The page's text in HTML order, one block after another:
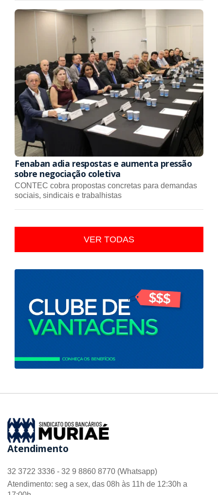
Fenaban adia respostas e aumenta pressão
sobre negociação coletiva
CONTEC cobra propostas concretas para demandas
sociais, sindicais e trabalhistas
VER TODAS
Atendimento
32 3722 3336 - 32 9 8860 8770 (Whatsapp)
Atendimento: seg a sex, das 08h às 11h de 12:30h a